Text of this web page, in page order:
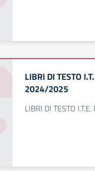
LIBRI DI TESTO
2024/2025
LIBRI DI TESTO